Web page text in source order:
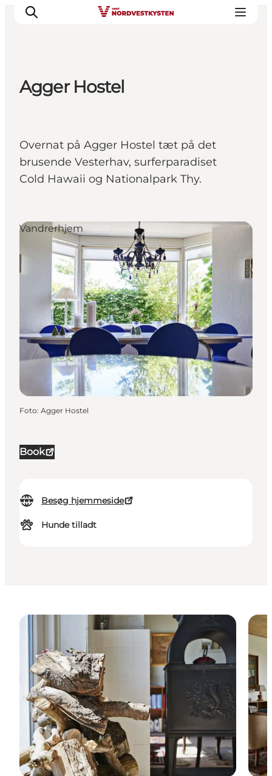
Handicapvenlig ferie
Events
Overnatning
Planlæg din ferie
Agger Hostel
Overnat på Agger Hostel tæt på det
brusende Vesterhav, surferparadiset
Cold Hawaii og Nationalpark Thy.
Book
Besøg hjemmeside
Hunde tilladt
Vandrerhjem
Foto: Agger Hostel